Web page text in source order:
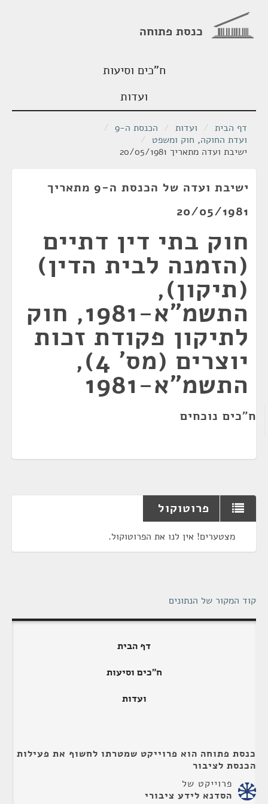
כנסת פתוחה
ח"כים וסיעות
ועדות
דף הבית / ועדות / הכנסת ה-9
/
ועדת החוקה, חוק ומשפט /
ישיבת ועדה מתאריך 20/05/1981
ישיבת ועדה של הכנסת ה-9 מתאריך
20/05/1981
חוק בתי דין דתיים
(הזמנה לבית הדין)
(תיקון),
התשמ"א-1981, חוק
לתיקון פקודת זכות
יוצרים (מס' 4),
התשמ"א-1981
ח"כים נוכחים
פרוטוקול
מצטערים! אין לנו את הפרוטוקול.
קוד המקור של הנתונים
דף הבית
ח"כים וסיעות
ועדות
כנסת פתוחה הוא פרוייקט שמטרתו לחשוף את פעילות
הכנסת לציבור
פרוייקט של
הסדנא לידע ציבורי